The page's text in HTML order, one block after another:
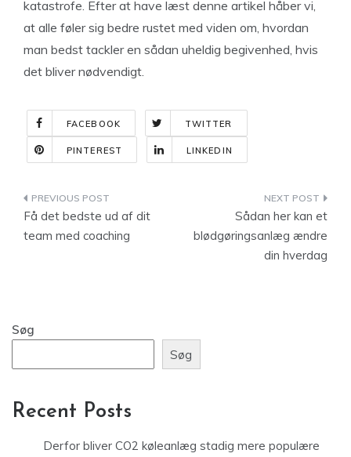
katastrofe. Efter at have læst denne artikel håber vi,
at alle føler sig bedre rustet med viden om, hvordan
man bedst tackler en sådan uheldig begivenhed, hvis
det bliver nødvendigt.
FACEBOOK TWITTER
PINTEREST LINKEDIN
Indlægsnavigation
Få det bedste ud af dit
team med coaching
Sådan her kan et
blødgøringsanlæg ændre
din hverdag
Søg
Søg
Recent Posts
Derfor bliver CO2 køleanlæg stadig mere populære